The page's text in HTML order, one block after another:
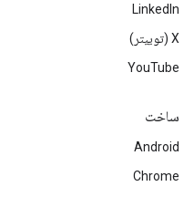
LinkedIn
‫X (توییتر)
YouTube
ساخت
Android
Chrome